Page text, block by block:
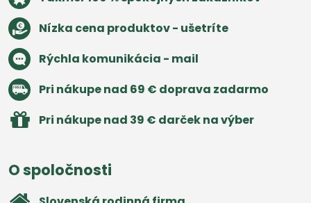
Nízka cena produktov - ušetríte
Rýchla komunikácia - mail
Pri nákupe nad 69 € doprava zadarmo
Pri nákupe nad 39 € darček na výber
O spoločnosti